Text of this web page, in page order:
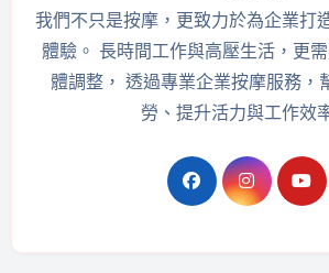
我們不只是按摩，更致力於為企業打
體驗。 長時間工作與高壓生活，更
體調整， 透過專業企業按摩服務，
勞、提升活力與工作效